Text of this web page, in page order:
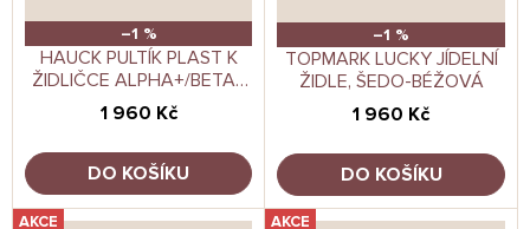
–1 %
HAUCK PULTÍK PLAST K
ŽIDLIČCE ALPHA+/BETA+
ŠEDÝ
1 960 Kč
DO KOŠÍKU
–1 %
TOPMARK LUCKY JÍDELNÍ
ŽIDLE, ŠEDO-BÉŽOVÁ
1 960 Kč
DO KOŠÍKU
AKCE AKCE